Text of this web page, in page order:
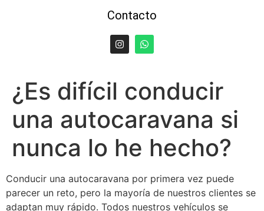
Contacto
¿Es difícil conducir
una autocaravana si
nunca lo he hecho?
Conducir una autocaravana por primera vez puede
parecer un reto, pero la mayoría de nuestros clientes se
adaptan muy rápido. Todos nuestros vehículos se